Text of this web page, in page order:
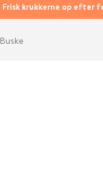
Frisk krukkerne op efter
Buske